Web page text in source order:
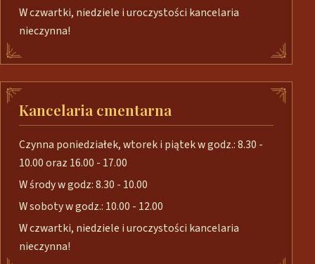
W czwartki, niedziele i uroczystości kancelaria
nieczynna!
Kancelaria cmentarna
Czynna poniedziałek, wtorek i piątek w godz.: 8.30 -
10.00 oraz 16.00 - 17.00
W środy w godz: 8.30 - 10.00
W soboty w godz.: 10.00 - 12.00
W czwartki, niedziele i uroczystości kancelaria
nieczynna!